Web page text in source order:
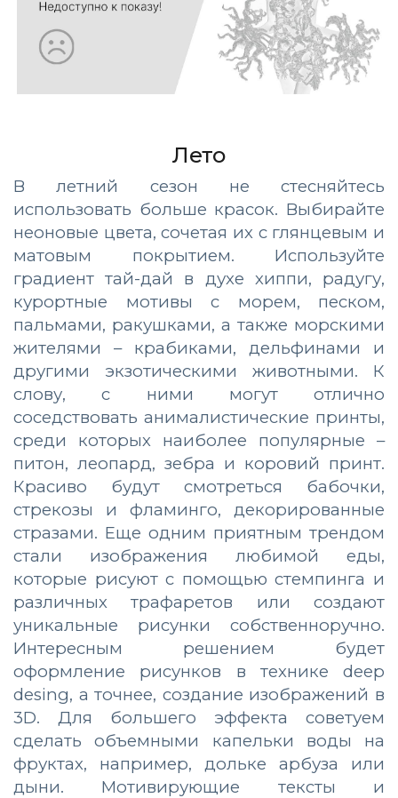
Лето
В летний сезон не стесняйтесь
использовать больше красок. Выбирайте
неоновые цвета, сочетая их с глянцевым и
матовым покрытием. Используйте
градиент тай-дай в духе хиппи, радугу,
курортные мотивы с морем, песком,
пальмами, ракушками, а также морскими
жителями – крабиками, дельфинами и
другими экзотическими животными. К
слову, с ними могут отлично
соседствовать анималистические принты,
среди которых наиболее популярные –
питон, леопард, зебра и коровий принт.
Красиво будут смотреться бабочки,
стрекозы и фламинго, декорированные
стразами. Еще одним приятным трендом
стали изображения любимой еды,
которые рисуют с помощью стемпинга и
различных трафаретов или создают
уникальные рисунки собственноручно.
Интересным решением будет
оформление рисунков в технике deep
desing, а точнее, создание изображений в
3D. Для большего эффекта советуем
сделать объемными капельки воды на
фруктах, например, дольке арбуза или
дыни. Мотивирующие тексты и